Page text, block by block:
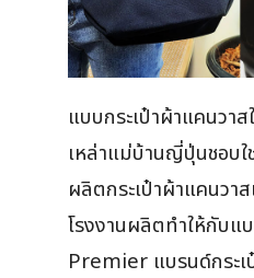
แบบกระเป๋าผ้าแคนวา
เหล่าแม่บ้านญี่ปุ่นชอบใ
ผลิตกระเป๋าผ้าแคนวา
โรงงานผลิตทำให้กับแ
Premier แบรนด์กระ